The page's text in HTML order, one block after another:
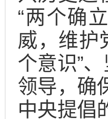
“两个确
威，维护
个意识”
领导，确
中央提倡